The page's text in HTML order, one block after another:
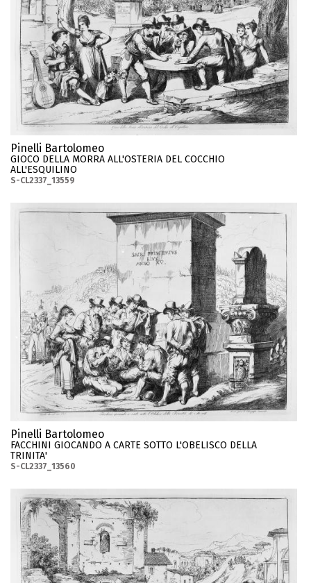
Pinelli Bartolomeo
GIOCO DELLA MORRA ALL'OSTERIA DEL COCCHIO
ALL'ESQUILINO
S-CL2337_13559
Pinelli Bartolomeo
FACCHINI GIOCANDO A CARTE SOTTO L'OBELISCO DELLA
TRINITA'
S-CL2337_13560